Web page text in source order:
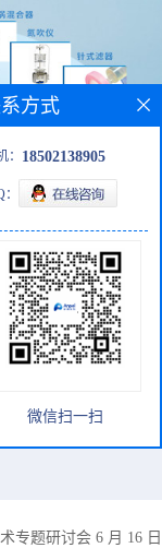
专题研讨会 6 月 16
方式
： 18502138905
微信扫一扫